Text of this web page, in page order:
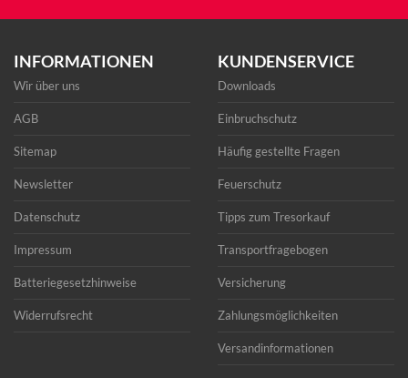
INFORMATIONEN
Wir über uns
AGB
Sitemap
Newsletter
Datenschutz
Impressum
Batteriegesetzhinweise
Widerrufsrecht
KUNDENSERVICE
Downloads
Einbruchschutz
Häufig gestellte Fragen
Feuerschutz
Tipps zum Tresorkauf
Transportfragebogen
Versicherung
Zahlungsmöglichkeiten
Versandinformationen